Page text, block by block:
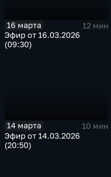
16 марта
12 мин
Эфир от 16.03.2026
(09:30)
14 марта
10 мин
Эфир от 14.03.2026
(20:50)